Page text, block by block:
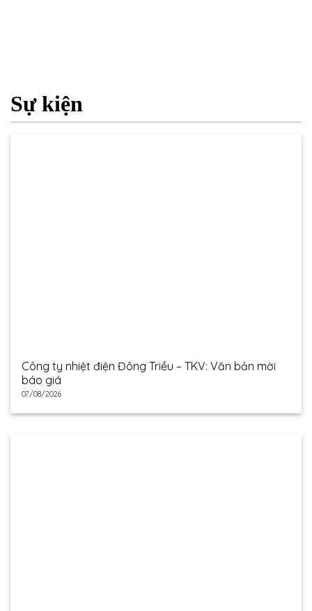
Sự kiện
Công ty nhiệt điện Đông Triều – TKV: Văn bản mời
báo giá
07/08/2026